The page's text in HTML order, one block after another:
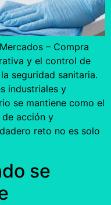
– Compra
y el control de
seguridad sanitaria.
industriales y
se mantiene como el
acción y
reto no es solo
se